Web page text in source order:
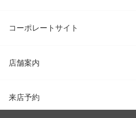
コーポレートサイト
店舗案内
来店予約